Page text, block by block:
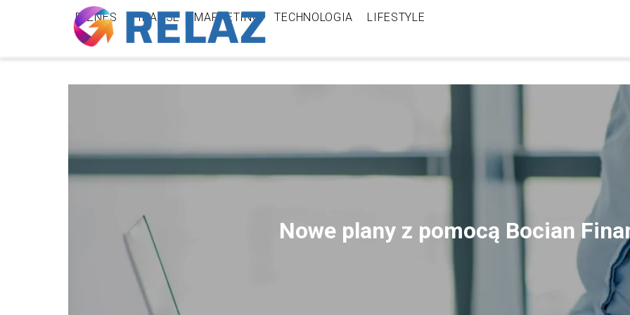
BIZNES FINANSE MARKETING TECHNOLOGIA LIFESTYLE
Nowe plany z pomocą Bocian